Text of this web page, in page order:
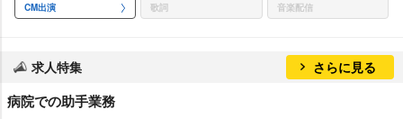
CM出演 歌詞 音楽配信
求人特集 さらに見る
病院での助手業務